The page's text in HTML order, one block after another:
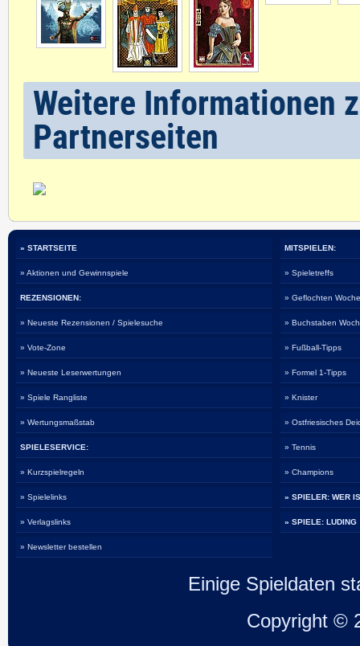
Weitere Informationen
Partnerseiten
» STARTSEITE
» Aktionen und Gewinnspiele
REZENSIONEN:
» Neueste Rezensionen / Spielesuche
» Vote-Zone
» Neueste Leserwertungen
» Spiele Rangliste
» Wertungsmaßstab
SPIELESERVICE:
» Kurzspielregeln
» Spielelinks
» Verlagslinks
» Newsletter bestellen
MITSPIELEN:
» Spieletreffs
» Geflochten
» Buchstaben
» Fußball-Tipps
» Formel 1-Tipps
» Knister
» Ostfriesisches
» Tennis
» Champions
» SPIELER: WER
» SPIELE: LUDING
Einige Spieldaten
Copyright ©